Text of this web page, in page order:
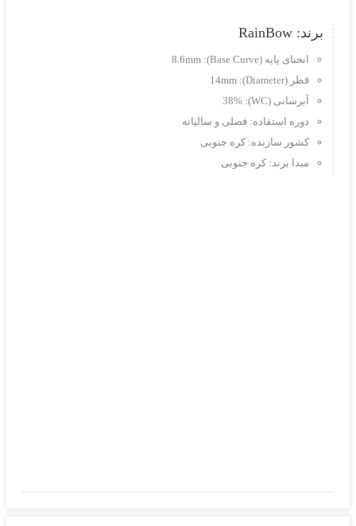
برند: RainBow
انحنای پایه (Base Curve): 8.6mm
قطر (Diameter): 14mm
آبرسانی (WC): 38%
دوره استفاده: فصلی و سالیانه
کشور سازنده: کره جنوبی
مبدا برند: کره جنوبی